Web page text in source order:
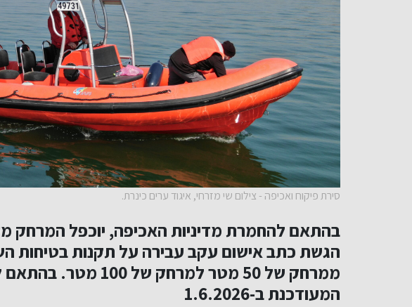
סירת פיקוח ואכיפה - צילום שי מזרחי, איגוד ערים כינרת.
בהתאם להחמרת מדיניות האכיפה, יוכפל המרחק
ממרחק של 50 מטר למרחק
המעודכנת ב-1.6.2026